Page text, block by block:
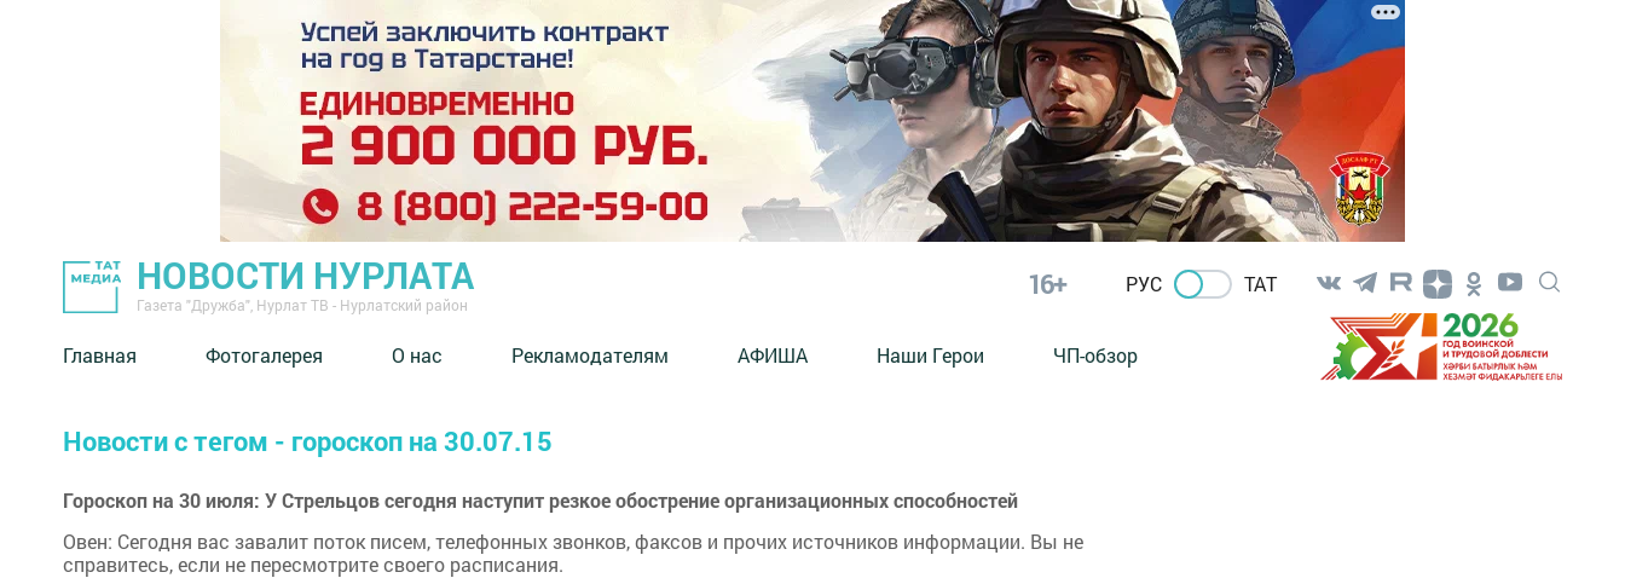
НОВОСТИ НУРЛАТА
Газета "Дружба", Нурлат ТВ - Нурлатский район
16+ РУС ТАТ
Главная Фотогалерея О нас Рекламодателям АФИША Наши Герои ЧП-обзор
Новости с тегом - гороскоп на 30.07.15
Гороскоп на 30 июля: У Стрельцов сегодня наступит резкое обострение организационных способностей
Овен: Сегодня вас завалит поток писем, телефонных звонков, факсов и прочих источников информации. Вы не
справитесь, если не пересмотрите своего расписания.